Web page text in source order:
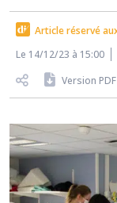
Article réservé
Le 14/12/23 à 15:00
Version PDF